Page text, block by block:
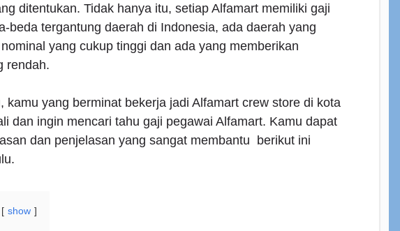
ditentukan. Tidak hanya itu, setiap Alfamart memiliki gaji
beda tergantung daerah di Indonesia, ada daerah yang
yang cukup tinggi dan ada yang memberikan
rendah.
kamu yang berminat bekerja jadi Alfamart crew store di kota
dan ingin mencari tahu gaji pegawai Alfamart. Kamu dapat
dan penjelasan yang sangat membantu berikut ini
show